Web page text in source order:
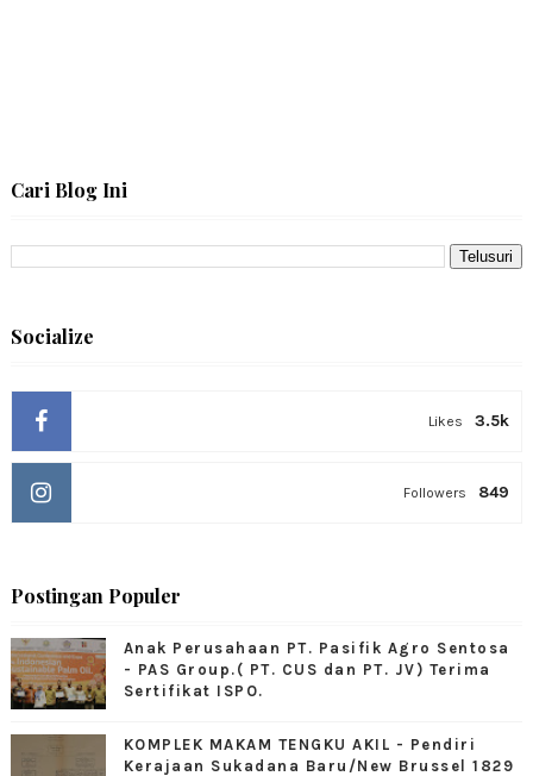
Cari Blog Ini
Socialize
3.5k
Likes
849
Followers
Postingan Populer
Anak Perusahaan PT. Pasifik Agro Sentosa
- PAS Group.( PT. CUS dan PT. JV) Terima
Sertifikat ISPO.
KOMPLEK MAKAM TENGKU AKIL - Pendiri
Kerajaan Sukadana Baru/New Brussel 1829